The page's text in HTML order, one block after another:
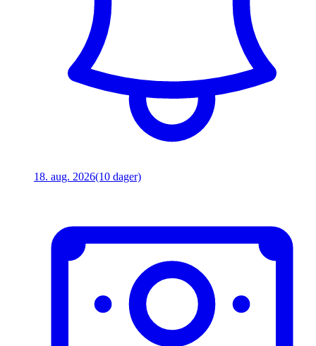
18. aug. 2026(10 dager)